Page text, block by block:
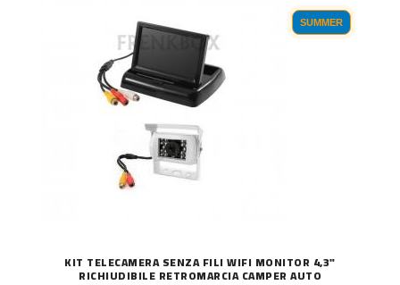
SUMMER
KIT TELECAMERA SENZA FILI WIFI MONITOR 4,3"
RICHIUDIBILE RETROMARCIA CAMPER AUTO